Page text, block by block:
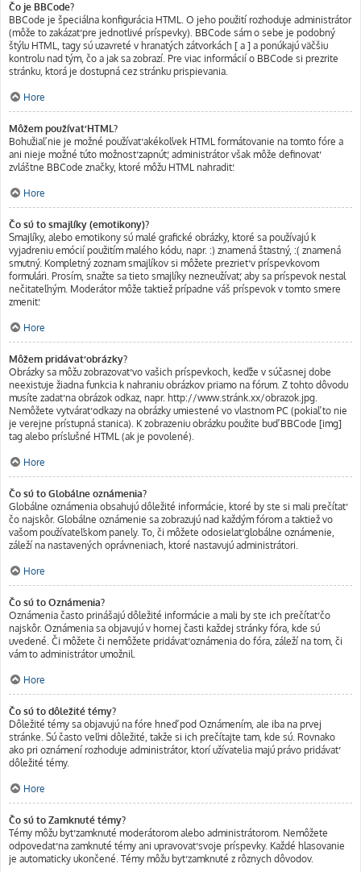
Čo je BBCode?
BBCode je špeciálna konfigurácia HTML. O jeho použití rozhoduje administrátor
(môže to zakázať pre jednotlivé príspevky). BBCode sám o sebe je podobný
štýlu HTML, tagy sú uzavreté v hranatých zátvorkách [ a ] a ponúkajú väčšiu
kontrolu nad tým, čo a jak sa zobrazí. Pre viac informácií o BBCode si prezrite
stránku, ktorá je dostupná cez stránku prispievania.
Hore
Môžem používať HTML?
Bohužiaľ nie je možné používať akékoľvek HTML formátovanie na tomto fóre a
ani nieje možné túto možnosť zapnúť, administrátor však môže definovať
zvláštne BBCode značky, ktoré môžu HTML nahradiť.
Hore
Čo sú to smajlíky (emotikony)?
Smajlíky, alebo emotikony sú malé grafické obrázky, ktoré sa používajú k
vyjadreniu emócií použitím malého kódu, napr. :) znamená šťastný, :( znamená
smutný. Kompletný zoznam smajlíkov si môžete prezrieť v príspevkovom
formulári. Prosím, snažte sa tieto smajlíky nezneužívať, aby sa príspevok nestal
nečitateľným. Moderátor môže taktiež prípadne váš príspevok v tomto smere
zmeniť.
Hore
Môžem pridávať obrázky?
Obrázky sa môžu zobrazovať vo vašich príspevkoch, keďže v súčasnej dobe
neexistuje žiadna funkcia k nahraniu obrázkov priamo na fórum. Z tohto dôvodu
musíte zadať na obrázok odkaz, napr. http://www.stránk.xx/obrazok.jpg.
Nemôžete vytvárať odkazy na obrázky umiestené vo vlastnom PC (pokiaľ to nie
je verejne prístupná stanica). K zobrazeniu obrázku použite buď BBCode [img]
tag alebo príslušné HTML (ak je povolené).
Hore
Čo sú to Globálne oznámenia?
Globálne oznámenia obsahujú dôležité informácie, ktoré by ste si mali prečítať
čo najskôr. Globálne oznámenie sa zobrazujú nad každým fórom a taktiež vo
vašom používateľskom panely. To, či môžete odosielať globálne oznámenie,
záleží na nastavených oprávneniach, ktoré nastavujú administrátori.
Hore
Čo sú to Oznámenia?
Oznámenia často prinášajú dôležité informácie a mali by ste ich prečítať čo
najskôr. Oznámenia sa objavujú v hornej časti každej stránky fóra, kde sú
uvedené. Či môžete či nemôžete pridávať oznámenia do fóra, záleží na tom, či
vám to administrátor umožnil.
Hore
Čo sú to dôležité témy?
Dôležité témy sa objavujú na fóre hneď pod Oznámením, ale iba na prvej
stránke. Sú často veľmi dôležité, takže si ich prečítajte tam, kde sú. Rovnako
ako pri oznámení rozhoduje administrátor, ktorí užívatelia majú právo pridávať
dôležité témy.
Hore
Čo sú to Zamknuté témy?
Témy môžu byť zamknuté moderátorom alebo administrátorom. Nemôžete
odpovedať na zamknuté témy ani upravovať svoje príspevky. Každé hlasovanie
je automaticky ukončené. Témy môžu byť zamknuté z rôznych dôvodov.